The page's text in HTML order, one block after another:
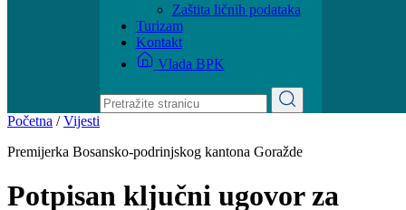
Zahtjevi i obrasci
Legislativa
Budžet
Zaštita ličnih podataka
Turizam
Kontakt
Vlada BPK
Premijerka Bosansko-podrinjskog kantona Goražde